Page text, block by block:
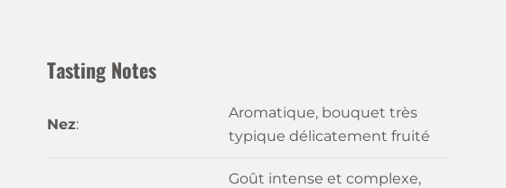
Tasting Notes
Nez:
Aromatique, bouquet très
typique délicatement fruité
Goût intense et complexe,